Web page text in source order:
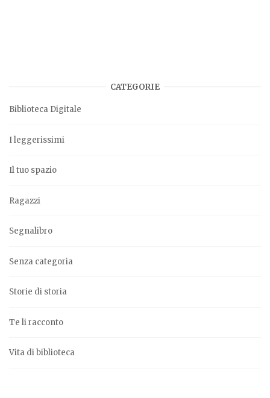
CATEGORIE
Biblioteca Digitale
I leggerissimi
Il tuo spazio
Ragazzi
Segnalibro
Senza categoria
Storie di storia
Te li racconto
Vita di biblioteca